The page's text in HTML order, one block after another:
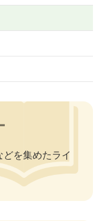
を集めたライ